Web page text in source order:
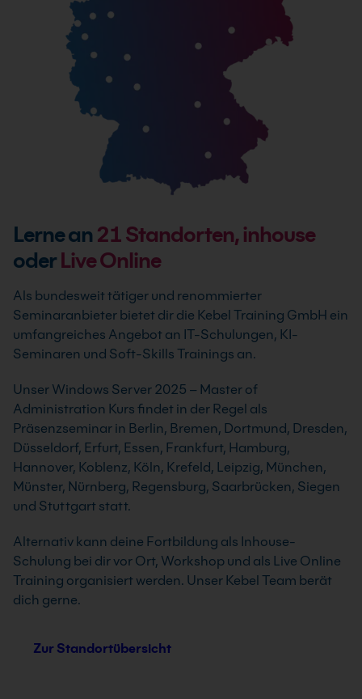
Lerne an 21Standorten, inhouse
oderLive Online
Als bundesweit tätiger und renommierter
Seminaranbieter bietet dir die Kebel Training GmbH ein
umfangreiches Angebot an IT-Schulungen, KI-
Seminaren und Soft-Skills Trainings an.
Unser Windows Server 2025 – Master of
Administration Kurs findet in der Regel als
Präsenzseminar in Berlin, Bremen, Dortmund, Dresden,
Düsseldorf, Erfurt, Essen, Frankfurt, Hamburg,
Hannover, Koblenz, Köln, Krefeld, Leipzig, München,
Münster, Nürnberg, Regensburg, Saarbrücken, Siegen
und Stuttgart statt.
Alternativ kann deine Fortbildung als Inhouse-
Schulung bei dir vor Ort, Workshop und als Live Online
Training organisiert werden. Unser Kebel Team berät
dich gerne.
Zur Standortübersicht